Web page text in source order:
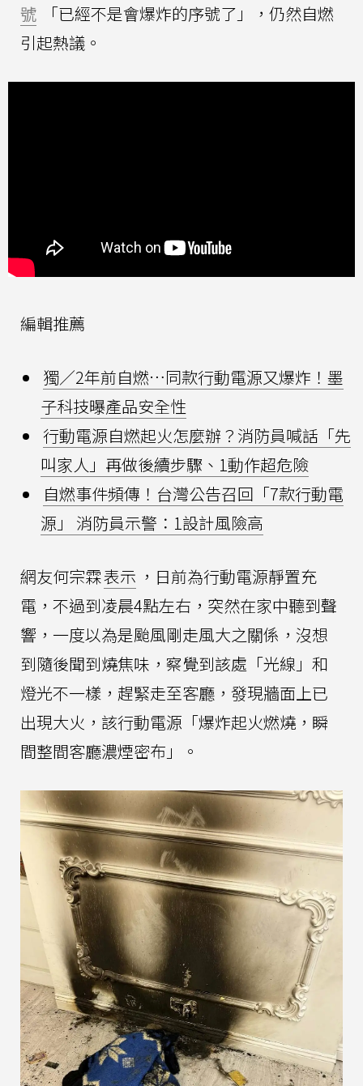
號
「已經不是會爆炸的序號了」，仍然自燃
引起熱議。
編輯推薦
獨／2年前自燃…同款行動電源又爆炸！墨
子科技曝產品安全性
行動電源自燃起火怎麼辦？消防員喊話「先
叫家人」再做後續步驟、1動作超危險
自燃事件頻傳！台灣公告召回「7款行動電
源」 消防員示警：1設計風險高
網友何宗霖表示 ，日前為行動電源靜置充
電，不過到凌晨4點左右，突然在家中聽到聲
響，一度以為是颱風剛走風大之關係，沒想
到隨後聞到燒焦味，察覺到該處「光線」和
燈光不一樣，趕緊走至客廳，發現牆面上已
出現大火，該行動電源「爆炸起火燃燒，瞬
間整間客廳濃煙密布」。